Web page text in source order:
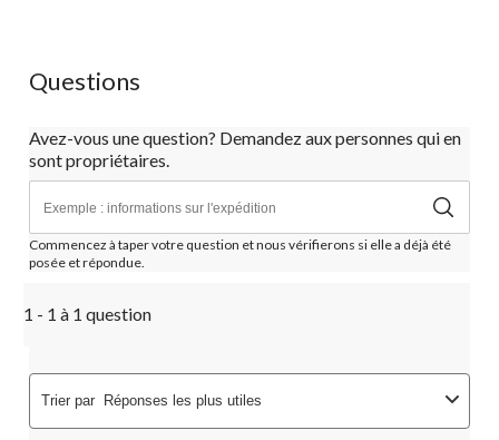
Questions
Avez-vous une question? Demandez aux personnes qui en
sont propriétaires.
Commencez à taper votre question et nous vérifierons si elle a déjà été
posée et répondue.
1 - 1 à 1 question
Trier par Réponses les plus utiles